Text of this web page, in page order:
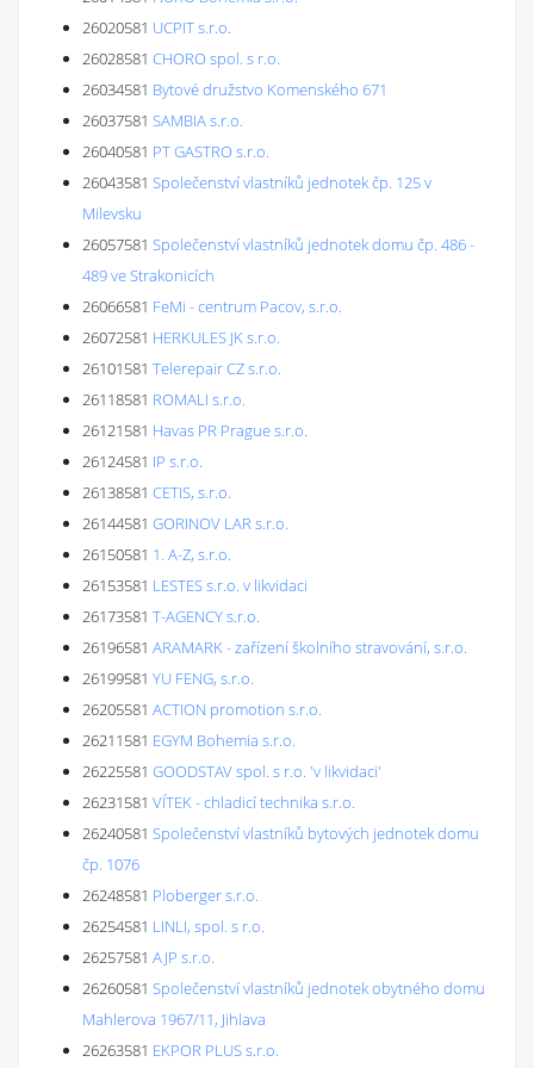
26020581 UCPIT s.r.o.
26028581 CHORO spol. s r.o.
26034581 Bytové družstvo Komenského 671
26037581 SAMBIA s.r.o.
26040581 PT GASTRO s.r.o.
26043581 Společenství vlastníků jednotek čp. 125 v
Milevsku
26057581 Společenství vlastníků jednotek domu čp. 486 -
489 ve Strakonicích
26066581 FeMi - centrum Pacov, s.r.o.
26072581 HERKULES JK s.r.o.
26101581 Telerepair CZ s.r.o.
26118581 ROMALI s.r.o.
26121581 Havas PR Prague s.r.o.
26124581 IP s.r.o.
26138581 CETIS, s.r.o.
26144581 GORINOV LAR s.r.o.
26150581 1. A-Z, s.r.o.
26153581 LESTES s.r.o. v likvidaci
26173581 T-AGENCY s.r.o.
26196581 ARAMARK - zařízení školního stravování, s.r.o.
26199581 YU FENG, s.r.o.
26205581 ACTION promotion s.r.o.
26211581 EGYM Bohemia s.r.o.
26225581 GOODSTAV spol. s r.o. 'v likvidaci'
26231581 VÍTEK - chladicí technika s.r.o.
26240581 Společenství vlastníků bytových jednotek domu
čp. 1076
26248581 Ploberger s.r.o.
26254581 LINLI, spol. s r.o.
26257581 AJP s.r.o.
26260581 Společenství vlastníků jednotek obytného domu
Mahlerova 1967/11, Jihlava
26263581 EKPOR PLUS s.r.o.